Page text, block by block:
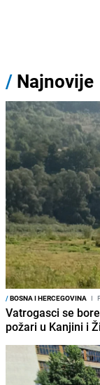
/ Najnovije
/BOSNA I HERCEGOVINA I
Vatrogasci se
požari u Kanjini i